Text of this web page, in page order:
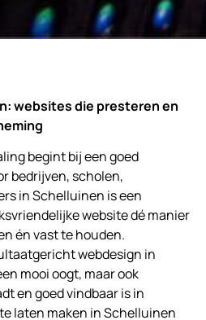
websites die presteren en
begint bij een goed
bedrijven, scholen,
in Schelluinen is een
website dé manier
én vast te houden.
webdesign in
mooi oogt, maar ook
en goed vindbaar is in
laten maken in Schelluinen